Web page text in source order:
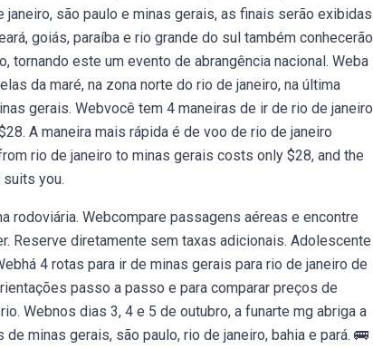
são paulo e minas gerais, as finais serão exibidas
goiás, paraíba e rio grande do sul também conhecerão
este um evento de abrangência nacional. Weba
da maré, na zona norte do rio de janeiro, na última
gerais. Webvocê tem 4 maneiras de ir de rio de janeiro
A maneira mais rápida é de voo de rio de janeiro
rio de janeiro to minas gerais costs only $28, and the
you.
rodoviária. Webcompare passagens aéreas e encontre
Reserve diretamente sem taxas adicionais. Adolescente
4 rotas para ir de minas gerais para rio de janeiro de
passo a passo e para comparar preços de
Webnos dias 3, 4 e 5 de outubro, a funarte mg abriga a
minas gerais, são paulo, rio de janeiro, bahia e pará. 🚌